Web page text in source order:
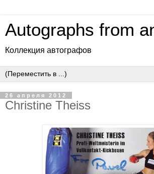
Autographs from
Коллекция автографов
26 апреля 2012
Christine Theiss